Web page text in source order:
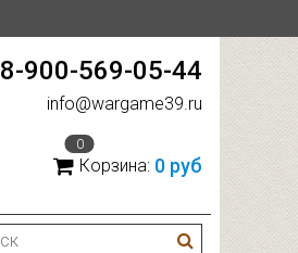
8-900-569-05-44
info@wargame39.ru
0
Корзина: 0 руб